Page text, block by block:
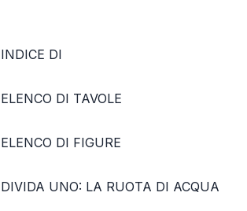
INDICE DI
ELENCO DI TAVOLE
ELENCO DI FIGURE
DIVIDA UNO: LA RUOTA DI ACQUA